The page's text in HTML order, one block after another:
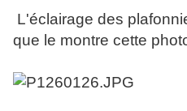
L'éclairage des
que le montre cette